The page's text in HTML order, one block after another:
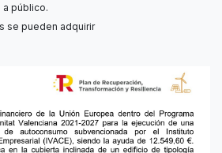
público.
se pueden adquirir